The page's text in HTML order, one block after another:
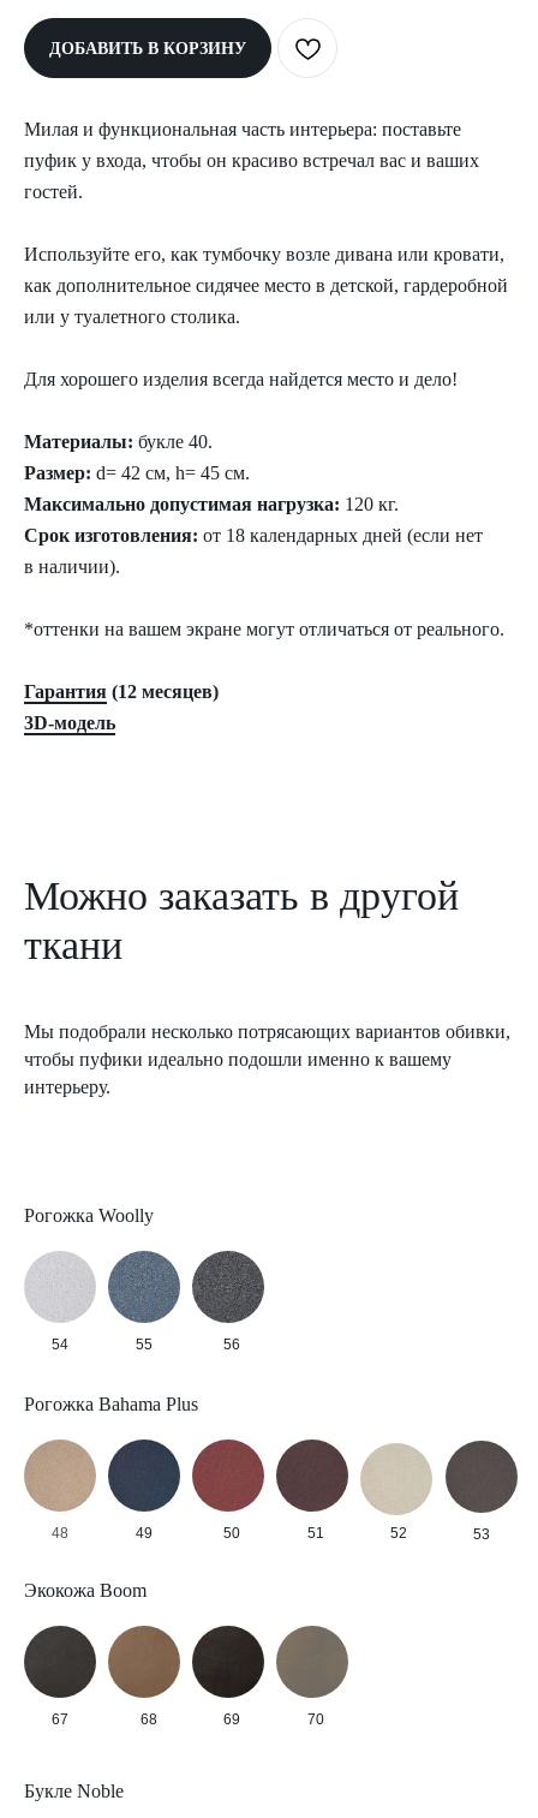
ДОБАВИТЬ В КОРЗИНУ
Милая и функциональная часть интерьера: поставьте
пуфик у входа, чтобы он красиво встречал вас и ваших
гостей.
Используйте его, как тумбочку возле дивана или кровати,
как дополнительное сидячее место в детской, гардеробной
или у туалетного столика.
Для хорошего изделия всегда найдется место и дело!
Материалы: букле 40.
Размер: d= 42 см, h= 45 см.
Максимально допустимая нагрузка: 120 кг.
Срок изготовления: от 18 календарных дней (если нет
в наличии).
*оттенки на вашем экране могут отличаться от реального.
Гарантия (12 месяцев)
3D-модель
Можно заказать в другой
ткани
Мы подобрали несколько потрясающих вариантов обивки,
чтобы пуфики идеально подошли именно к вашему
интерьеру.
Рогожка Woolly
54 55 56
Рогожка Bahama Plus
48 49 50 51 52 53
Экокожа Boom
67 68 69 70
Букле Noble